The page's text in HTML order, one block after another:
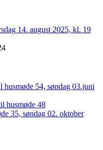
14. august 2025, kl. 19
husmøde 54, søndag 03.juni
husmøde 48
35, søndag 02. oktober